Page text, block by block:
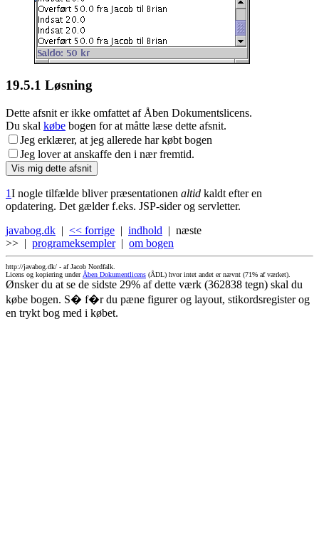
19.5.1 Løsning
Dette afsnit er ikke omfattet af Åben Dokumentslicens.
Du skal købe bogen for at måtte læse dette afsnit.
Jeg erklærer, at jeg allerede har købt bogen
Jeg lover at anskaffe den i nær fremtid.
1I nogle tilfælde bliver præsentationen altid kaldt efter en
opdatering. Det gælder f.eks. JSP-sider og servletter.
javabog.dk | << forrige | indhold | næste
>> | programeksempler| om bogen
http://javabog.dk/ - af Jacob Nordfalk.
Licens og kopiering under Åben Dokumentlicens (ÅDL) hvor intet andet er nævnt (71% af værket).
Ønsker du at se de sidste 29% af dette værk (362838 tegn) skal du
købe bogen. S� f�r du pæne figurer og layout, stikordsregister og
en trykt bog med i købet.